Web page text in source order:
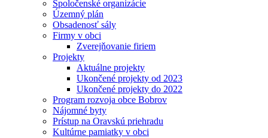
Spoločenské organizácie
Územný plán
Obsadenosť sály
Firmy v obci
Zverejňovanie firiem
Projekty
Aktuálne projekty
Ukončené projekty od 2023
Ukončené projekty do 2022
Program rozvoja obce Bobrov
Nájomné byty
Prístup na Oravskú priehradu
Kultúrne pamiatky v obci